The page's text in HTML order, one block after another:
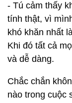
- Tú cảm thấy
tính thật, vì
khó khăn nhất
Khi đó tất cả
và dễ dàng.
Chắc chắn
nào trong cuộc